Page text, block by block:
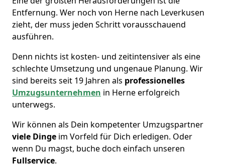
Entfernung. Wer noch von Herne nach Leverkusen
zieht, der muss jeden Schritt vorausschauend
ausführen.
Denn nichts ist kosten- und zeitintensiver als eine
schlechte Umsetzung und ungenaue Planung. Wir
sind bereits seit 19 Jahren als professionelles
Umzugsunternehmen in Herne erfolgreich
unterwegs.
Wir können als Dein kompetenter Umzugspartner
viele Dinge im Vorfeld für Dich erledigen. Oder
wenn Du magst, buche doch einfach unseren
Fullservice.